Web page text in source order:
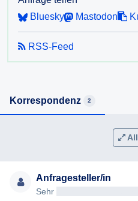
Auswertungen der Daten
"Impfausnahme - Ansuchen"
"Impfausnahme - Ansuchen"
österreichischen
Bluesky
Mastodon
RSS-Feed
Korrespondenz 2
Anfragesteller/in
Sehr